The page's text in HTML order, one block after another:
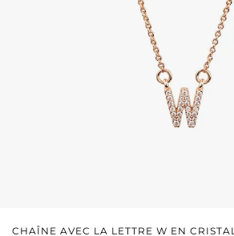
CHAÎNE AVEC LA LETTRE W EN CRISTAL